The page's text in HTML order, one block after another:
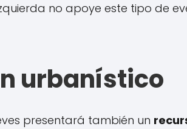
no apoye este tipo de
urbanístico
presentará también un